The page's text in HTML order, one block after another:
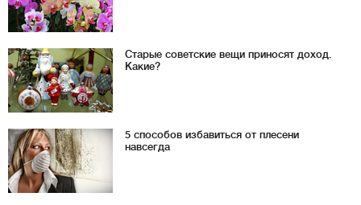
Старые советские вещи приносят доход.
Какие?
5 способов избавиться от плесени
навсегда